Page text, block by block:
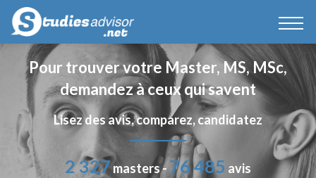
Pour trouver votre Master, MS, MSc,
demandez à ceux qui savent
Lisez des avis, comparez, candidatez
2 327masters -76 485 avis